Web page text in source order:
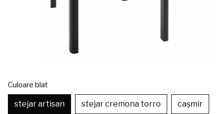
Culoare blat
stejar artisan stejar cremona torro cașmir